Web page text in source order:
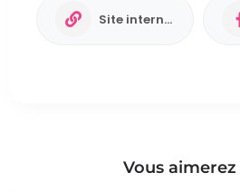
Site internet
Vous aimerez